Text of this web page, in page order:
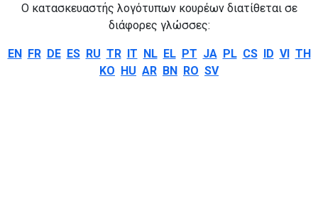
Ο κατασκευαστής λογότυπων κουρέων διατίθεται σε
διάφορες γλώσσες:
EN FR DE ES RU TR IT NL EL PT JA PL CS ID VI TH
KO HU AR BN RO SV